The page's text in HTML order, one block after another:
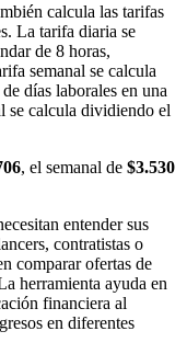
calcula las tarifas
La tarifa diaria se
de 8 horas,
semanal se calcula
días laborales en una
se calcula dividiendo el
, el semanal de $3.530
entender sus
contratistas o
comparar ofertas de
herramienta ayuda en
financiera al
en diferentes